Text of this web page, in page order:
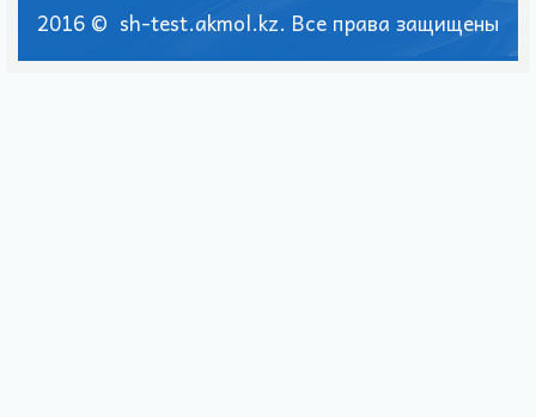
2016 © sh-test.akmol.kz. Все права защищены